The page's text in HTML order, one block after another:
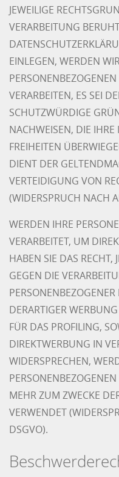
JEWEILIGE
VERARBEITUNG
EINLEGEN, WERDEN
VERARBEITEN, ES SEI
SCHUTZWÜRDIGE
NACHWEISEN, DIE IHRE
FREIHEITEN
DIENT DER
VERTEIDIGUNG VON
(WIDERSPRUCH NACH
WERDEN IHRE
VERARBEITET, UM
HABEN SIE DAS RECHT,
GEGEN DIE
DERARTIGER
FÜR DAS PROFILING,
DIREKTWERBUNG IN
WIDERSPRECHEN,
MEHR ZUM ZWECKE
VERWENDET
DSGVO).